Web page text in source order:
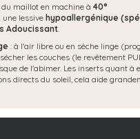
maillot en machine à 40°
une lessive hypoallergénique
Adoucissant
: à l'air libre ou en sèche linge
les couches (le revêtement
de l'abimer. Les inserts quant à
directs du soleil, cela aide